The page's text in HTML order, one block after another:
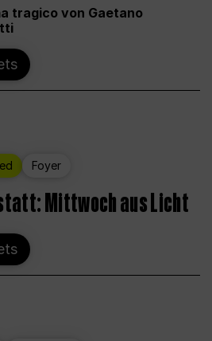
tragico von Gaetano
Foyer
Mittwoch aus Licht